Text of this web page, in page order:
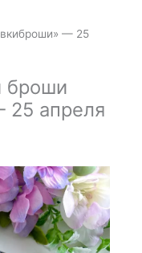
— 25
броши
апреля